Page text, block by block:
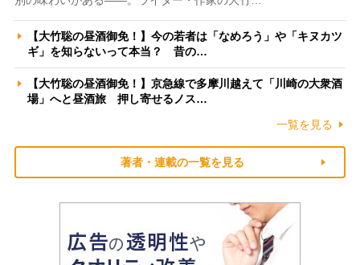
【大竹聡の昼酒御免！】今の若者は「なめろう」や「キヌカツ
ギ」を知らないって本当？ 昔の…
【大竹聡の昼酒御免！】京急線で多摩川越えて「川崎の大衆酒
場」へと昼酒旅 押し寄せるノス…
一覧を見る
著者・連載の一覧を見る